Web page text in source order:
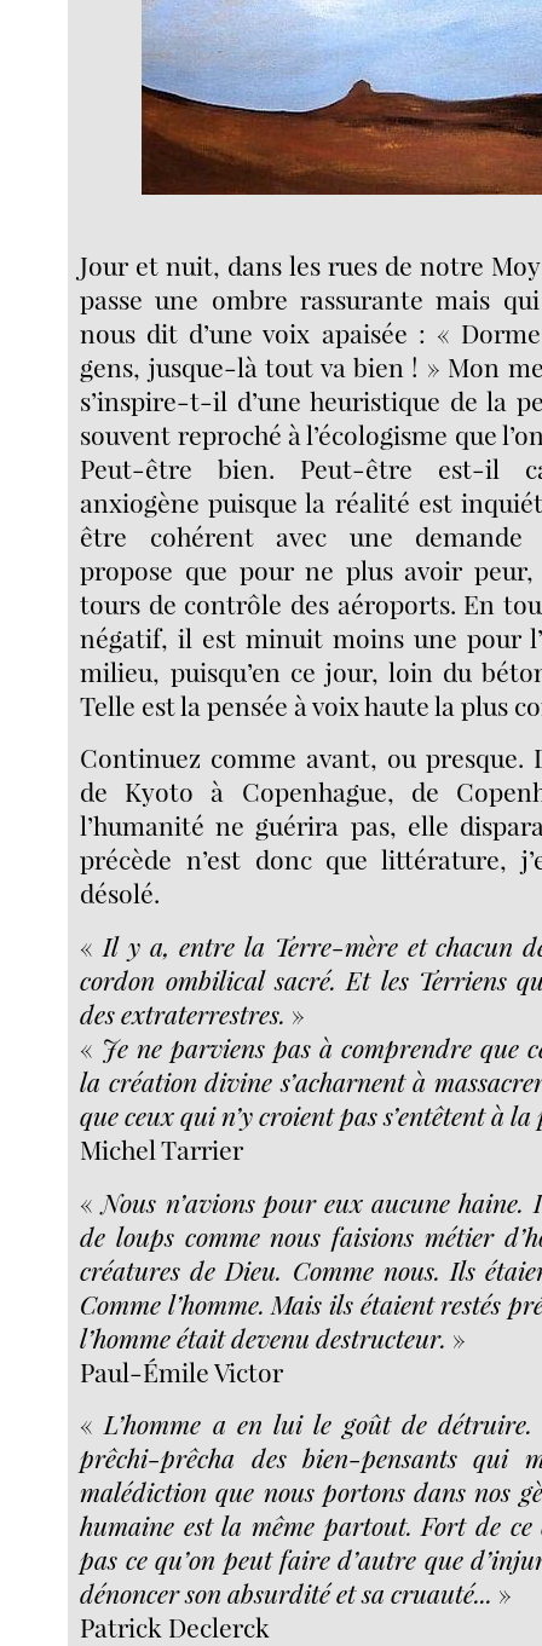
Jour et nuit, dans les rues de notre
passe une ombre rassurante mais
nous dit d’une voix apaisée : «
gens, jusque-là tout va bien ! » Mon
s’inspire-t-il d’une heuristique de la
souvent reproché à l’écologisme que
Peut-être bien. Peut-être est-il
anxiogène puisque la réalité est
être cohérent avec une demande
propose que pour ne plus avoir
tours de contrôle des aéroports. En
négatif, il est minuit moins une pour
milieu, puisqu’en ce jour, loin du
Telle est la pensée à voix haute la plus
Continuez comme avant, ou presque.
de Kyoto à Copenhague, de
l’humanité ne guérira pas, elle
précède n’est donc que littérature,
désolé.
« Il y a, entre la Terre-mère et chacun
cordon ombilical sacré. Et les Terriens
des extraterrestres. »
« Je ne parviens pas à comprendre que
la création divine s’acharnent à
que ceux qui n’y croient pas s’entêtent à
Michel Tarrier
« Nous n’avions pour eux aucune
de loups comme nous faisions métier
créatures de Dieu. Comme nous. Ils
Comme l’homme. Mais ils étaient restés
l’homme était devenu destructeur. »
Paul-Émile Victor
« L’homme a en lui le goût de détruire.
prêchi-prêcha des bien-pensants qui
malédiction que nous portons dans nos
humaine est la même partout. Fort de ce
pas ce qu’on peut faire d’autre que
dénoncer son absurdité et sa cruauté... »
Patrick Declerck